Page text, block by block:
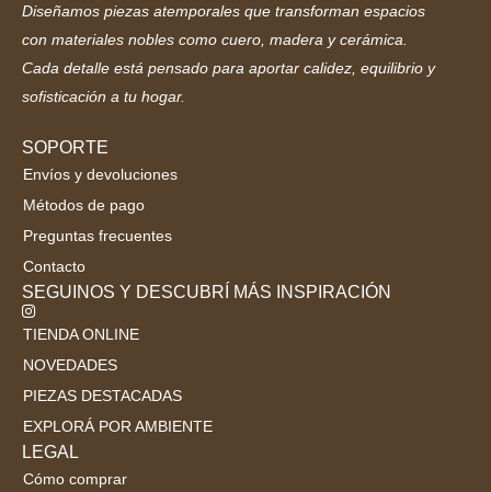
Diseñamos piezas atemporales que transforman espacios
con materiales nobles como cuero, madera y cerámica.
Cada detalle está pensado para aportar calidez, equilibrio y
sofisticación a tu hogar.
SOPORTE
Envíos y devoluciones
Métodos de pago
Preguntas frecuentes
Contacto
SEGUINOS Y DESCUBRÍ MÁS INSPIRACIÓN
TIENDA ONLINE
NOVEDADES
PIEZAS DESTACADAS
EXPLORÁ POR AMBIENTE
LEGAL
Cómo comprar